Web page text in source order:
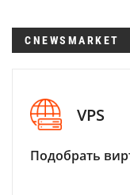
CNEWSMARKET
VPS
Подобрать